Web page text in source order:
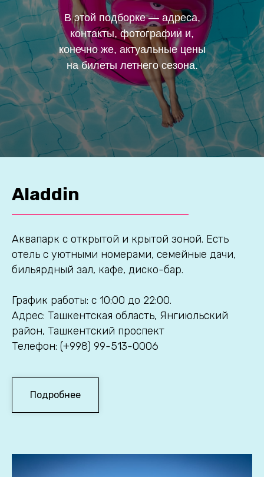
В этой подборке — адреса,
контакты, фотографии и,
конечно же, актуальные цены
на билеты летнего сезона.
Aladdin
Аквапарк с открытой и крытой зоной. Есть
отель с уютными номерами, семейные дачи,
бильярдный зал, кафе, диско-бар.
График работы: с 10:00 до 22:00.
Адрес: Ташкентская область, Янгиюльский
район, Ташкентский проспект
Телефон: (+998) 99-513-0006
Подробнее